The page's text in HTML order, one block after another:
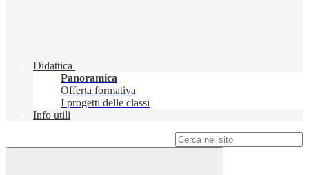
Didattica
Panoramica
Offerta formativa
I progetti delle classi
Info utili